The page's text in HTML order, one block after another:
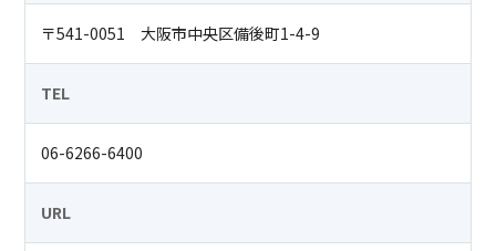
〒541-0051 大阪市中央区備後町1-4-9
TEL
06-6266-6400
URL